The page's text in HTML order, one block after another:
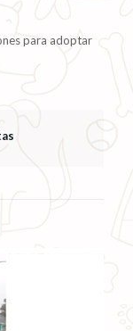
para adoptar